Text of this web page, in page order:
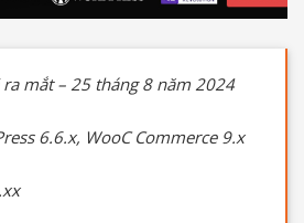
mắt – 25 tháng 8 năm 2024
6.6.x, WooC Commerce 9.x